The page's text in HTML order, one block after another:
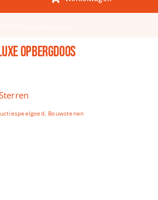
opbergdoos
, Bouwstenen